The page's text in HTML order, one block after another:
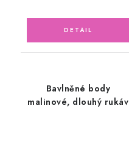
Bavlněné body
malinové, dlouhý rukáv